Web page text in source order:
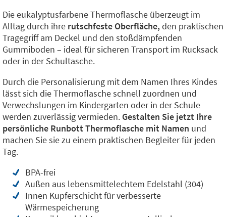
Die eukalyptusfarbene Thermoflasche überzeugt im
Alltag durch ihre rutschfeste Oberfläche, den praktischen
Tragegriff am Deckel und den stoßdämpfenden
Gummiboden – ideal für sicheren Transport im Rucksack
oder in der Schultasche.
Durch die Personalisierung mit dem Namen Ihres Kindes
lässt sich die Thermoflasche schnell zuordnen und
Verwechslungen im Kindergarten oder in der Schule
werden zuverlässig vermieden. Gestalten Sie jetzt Ihre
persönliche Runbott Thermoflasche mit Namen und
machen Sie sie zu einem praktischen Begleiter für jeden
Tag.
BPA-frei
Außen aus lebensmittelechtem Edelstahl (304)
Innen Kupferschicht für verbesserte
Wärmespeicherung